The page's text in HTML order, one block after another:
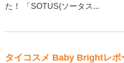
た！ 「SOTUS(ソータス...
タイコスメ Baby Brightレポ